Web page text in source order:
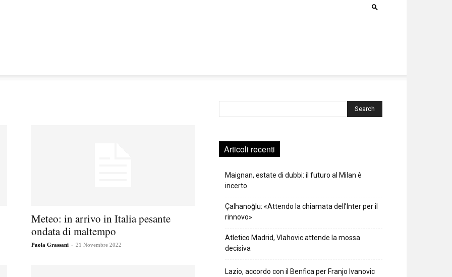
Meteo: in arrivo in Italia pesante
ondata di maltempo
Paola Grassani - 21 Novembre 2022
Articoli recenti
Maignan, estate di dubbi: il futuro al Milan è
incerto
Çalhanoğlu: «Attendo la chiamata dell’Inter per il
rinnovo»
Atletico Madrid, Vlahovic attende la mossa
decisiva
Lazio, accordo con il Benfica per Franjo Ivanovic